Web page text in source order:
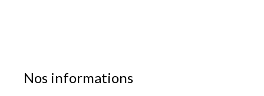
Nos informations